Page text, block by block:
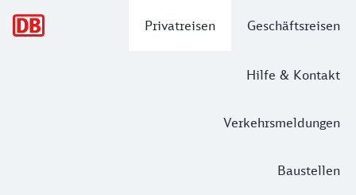
Privatreisen Geschäftsreisen
Hilfe & Kontakt
Verkehrsmeldungen
Baustellen